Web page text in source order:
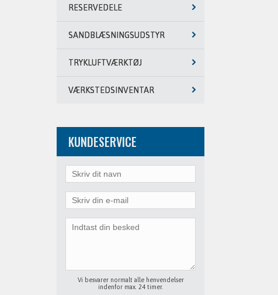
RESERVEDELE
SANDBLÆSNINGSUDSTYR
TRYKLUFTVÆRKTØJ
VÆRKSTEDSINVENTAR
KUNDESERVICE
Vi besvarer normalt alle henvendelser
indenfor max. 24 timer.